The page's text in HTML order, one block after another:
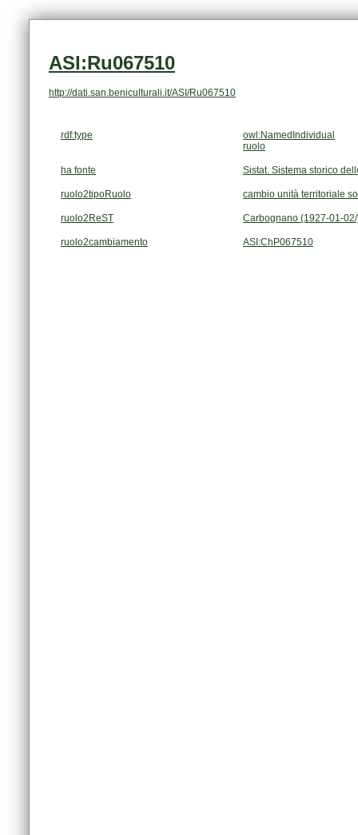
ASI:Ru067510
http://dati.san.beniculturali.it/ASI/Ru067510
rdf:type
owl:NamedIndividual
ruolo
ha fonte Sistat. Sistema storico
ruolo2tipoRuolo cambio unità territoriale
ruolo2ReST Carbognano (1927-01-
ruolo2cambiamento ASI:ChP067510